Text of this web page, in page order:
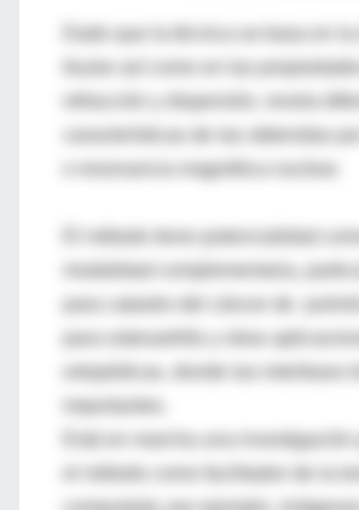
o resonancia magnética nuclear.
para osteoartritis y otras
importantes.
Está en marcha una investigación
el método como facilitador de la